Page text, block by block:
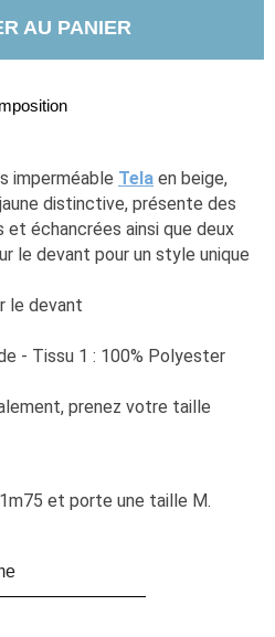
AU PANIER
imperméable Tela en beige,
distinctive, présente des
échancrées ainsi que deux
le devant pour un style unique
le devant
- Tissu 1 : 100% Polyester
prenez votre taille
et porte une taille M.